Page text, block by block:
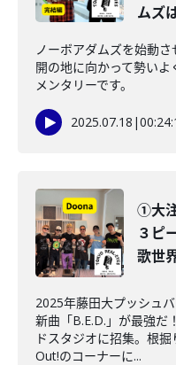
ムズ
ノーボアダムズを始動
開の地に向かって勢い
メンタリーです。
2025.07.18 |
①大
３ピ
歌世
2025年藤田大プッシュ
新曲「B.E.D.」が最強だ
ドスタジオに招集。根
Out!のコーナーに...